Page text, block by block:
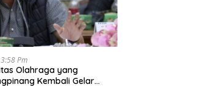
Pm
Olahraga yang
Kembali Gelar